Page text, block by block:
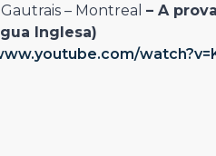
– Montreal – A
Inglesa)